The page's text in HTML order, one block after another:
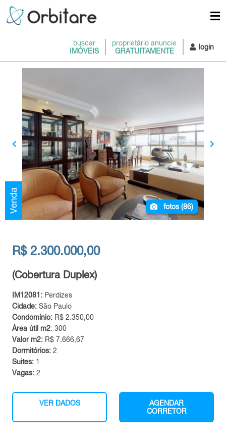
buscar
IMÓVEIS
proprietário anuncie
GRATUITAMENTE
login
Venda fotos (86)
R$ 2.300.000,00
(Cobertura Duplex)
IM12081: Perdizes
Cidade: São Paulo
Condomínio: R$ 2.350,00
Área útil m2: 300
Valor m2: R$ 7.666,67
Dormitórios: 2
Suites: 1
Vagas: 2
VER DADOS
AGENDAR
CORRETOR